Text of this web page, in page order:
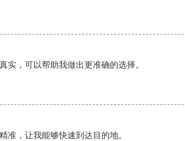
实，可以帮助我做出更准确的选择。
准，让我能够快速到达目的地。